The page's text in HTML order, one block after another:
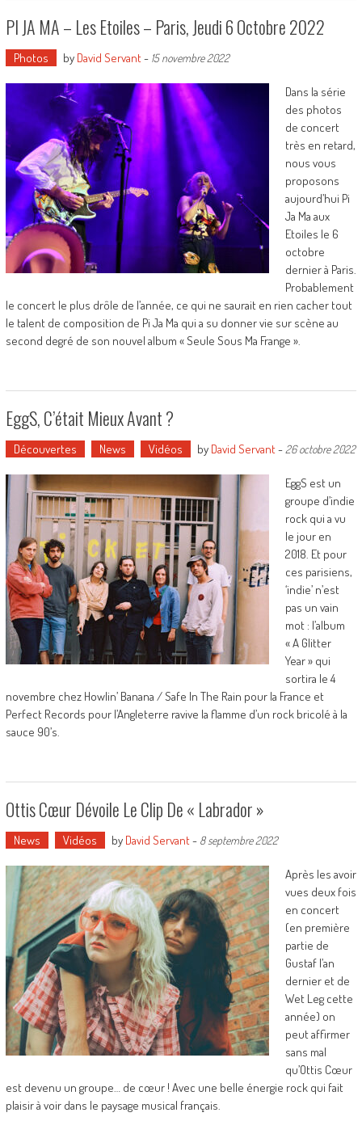
PI JA MA – Les Etoiles – Paris, Jeudi 6 Octobre 2022
Photos by David Servant- 15 novembre 2022
Dans la série
des photos
de concert
très en retard,
nous vous
proposons
aujourd’hui Pi
Ja Ma aux
Etoiles le 6
octobre
dernier à Paris.
Probablement
le concert le plus drôle de l’année, ce qui ne saurait en rien cacher tout
le talent de composition de Pi Ja Ma qui a su donner vie sur scène au
second degré de son nouvel album « Seule Sous Ma Frange ».
EggS, C’était Mieux Avant ?
Découvertes News Vidéos by David Servant- 26 octobre 2022
EggS est un
groupe d’indie
rock qui a vu
le jour en
2018. Et pour
ces parisiens,
‘indie’ n’est
pas un vain
mot : l’album
« A Glitter
Year » qui
sortira le 4
novembre chez Howlin’ Banana / Safe In The Rain pour la France et
Perfect Records pour l’Angleterre ravive la flamme d’un rock bricolé à la
sauce 90’s.
Ottis Cœur Dévoile Le Clip De « Labrador »
News Vidéos by David Servant- 8 septembre 2022
Après les avoir
vues deux fois
en concert
(en première
partie de
Gustaf l’an
dernier et de
Wet Leg cette
année) on
peut affirmer
sans mal
qu’Ottis Cœur
est devenu un groupe… de cœur ! Avec une belle énergie rock qui fait
plaisir à voir dans le paysage musical français.